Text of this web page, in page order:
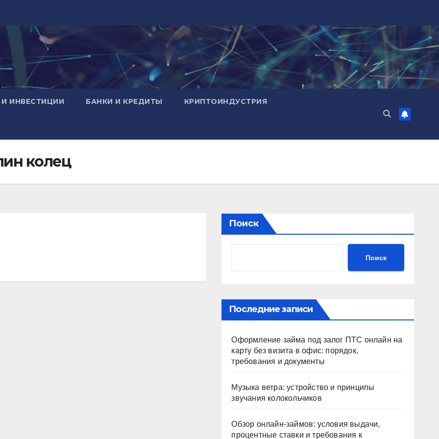
И ИНВЕСТИЦИИ БАНКИ И КРЕДИТЫ КРИПТОИНДУСТРИЯ
колец
Поиск
Поиск
Последние записи
Оформление займа под залог ПТС онлайн на
карту без визита в офис: порядок,
требования и документы
Музыка ветра: устройство и принципы
звучания колокольчиков
Обзор онлайн-займов: условия выдачи,
процентные ставки и требования к